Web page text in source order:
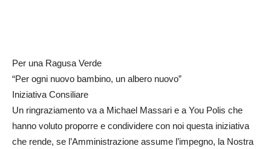
Per una Ragusa Verde
“Per ogni nuovo bambino, un albero nuovo”
Iniziativa Consiliare
Un ringraziamento va a Michael Massari e a You Polis che
hanno voluto proporre e condividere con noi questa iniziativa
che rende, se l’Amministrazione assume l’impegno, la Nostra